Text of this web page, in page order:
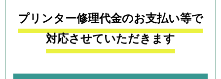
プリンター修理代金のお支払い等で
対応させていただきます